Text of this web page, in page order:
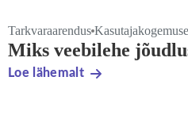
Tarkvaraarendus
Miks veebilehe
Loe lähemalt